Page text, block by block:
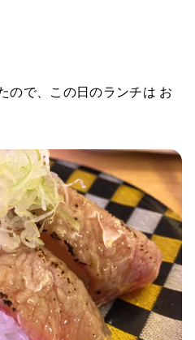
ので、この日のランチは お